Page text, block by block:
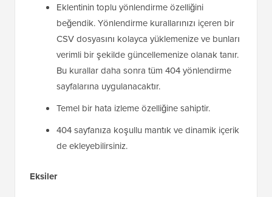
Eklentinin toplu yönlendirme özelliğini
beğendik. Yönlendirme kurallarınızı içeren bir
CSV dosyasını kolayca yüklemenize ve bunları
verimli bir şekilde güncellemenize olanak tanır.
Bu kurallar daha sonra tüm 404 yönlendirme
sayfalarına uygulanacaktır.
Temel bir hata izleme özelliğine sahiptir.
404 sayfanıza koşullu mantık ve dinamik içerik
de ekleyebilirsiniz.
Eksiler